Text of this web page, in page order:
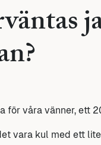
för våra vänner, ett
vara kul med ett